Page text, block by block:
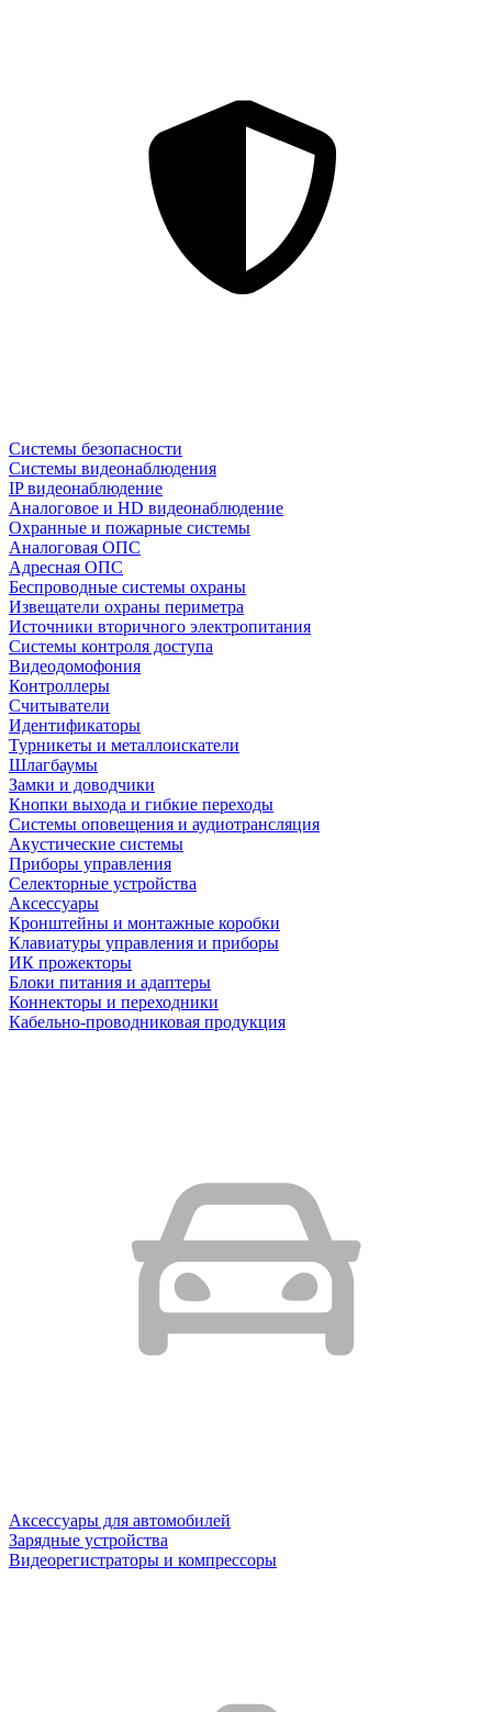
Системы безопасности
Системы видеонаблюдения
IP видеонаблюдение
Аналоговое и HD видеонаблюдение
Охранные и пожарные системы
Аналоговая ОПС
Адресная ОПС
Беспроводные системы охраны
Извещатели охраны периметра
Источники вторичного электропитания
Системы контроля доступа
Видеодомофония
Контроллеры
Считыватели
Идентификаторы
Турникеты и металлоискатели
Шлагбаумы
Замки и доводчики
Кнопки выхода и гибкие переходы
Системы оповещения и аудиотрансляция
Акустические системы
Приборы управления
Селекторные устройства
Аксессуары
Кронштейны и монтажные коробки
Клавиатуры управления и приборы
ИК прожекторы
Блоки питания и адаптеры
Коннекторы и переходники
Кабельно-проводниковая продукция
Аксессуары для автомобилей
Зарядные устройства
Видеорегистраторы и компрессоры